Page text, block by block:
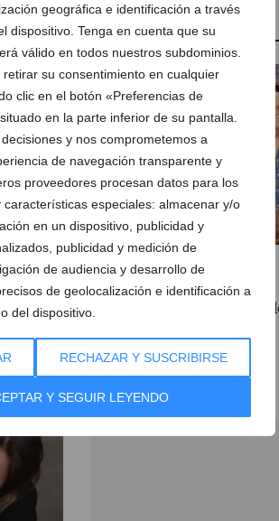
geográfica e identificación a través
dispositivo. Tenga en cuenta que su
válido en todos nuestros subdominios.
su consentimiento en cualquier
clic en el botón «Preferencias de
en la parte inferior de su pantalla.
y nos comprometemos a
de navegación transparente y
proveedores procesan datos para los
características especiales: almacenar y/o
en un dispositivo, publicidad y
publicidad y medición de
de audiencia y desarrollo de
de geolocalización e identificación a
del dispositivo.
RECHAZAR Y SUSCRIBIRSE
Y SEGUIR LEYENDO
llega a
de
El artista Vicente Colom
regresa a Xàbia 57 años
después para cerrar el
04 de agosto de 2026